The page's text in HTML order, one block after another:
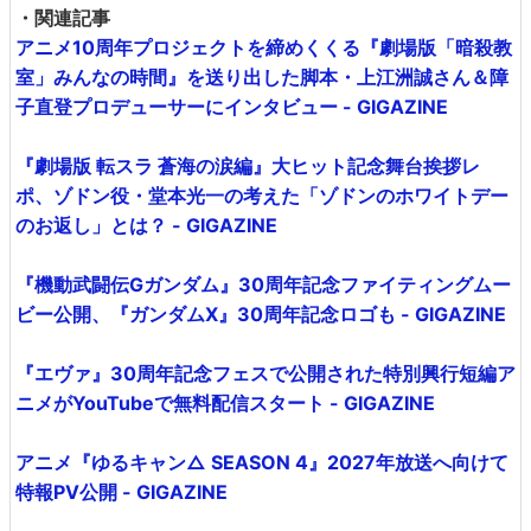
・関連記事
アニメ10周年プロジェクトを締めくくる『劇場版「暗殺教
室」みんなの時間』を送り出した脚本・上江洲誠さん＆障
子直登プロデューサーにインタビュー - GIGAZINE
『劇場版 転スラ 蒼海の涙編』大ヒット記念舞台挨拶レ
ポ、ゾドン役・堂本光一の考えた「ゾドンのホワイトデー
のお返し」とは？ - GIGAZINE
『機動武闘伝Gガンダム』30周年記念ファイティングムー
ビー公開、『ガンダムX』30周年記念ロゴも - GIGAZINE
『エヴァ』30周年記念フェスで公開された特別興行短編ア
ニメがYouTubeで無料配信スタート - GIGAZINE
アニメ『ゆるキャン△ SEASON 4』2027年放送へ向けて
特報PV公開 - GIGAZINE